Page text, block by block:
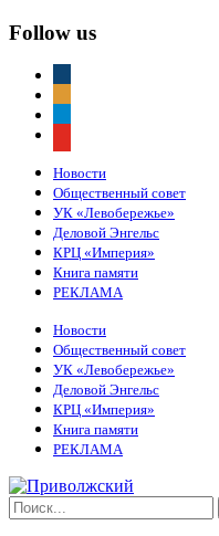
Follow us
Новости
Общественный совет
УК «Левобережье»
Деловой Энгельс
КРЦ «Империя»
Книга памяти
РЕКЛАМА
Новости
Общественный совет
УК «Левобережье»
Деловой Энгельс
КРЦ «Империя»
Книга памяти
РЕКЛАМА